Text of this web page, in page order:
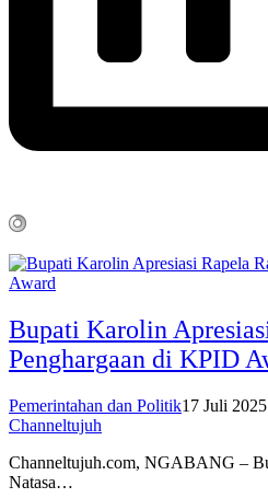
Bupati Karolin
Penghargaan di KPID
Pemerintahan dan Politik17 Juli 2025
Channeltujuh
Channeltujuh.com, NGABANG –
Natasa…